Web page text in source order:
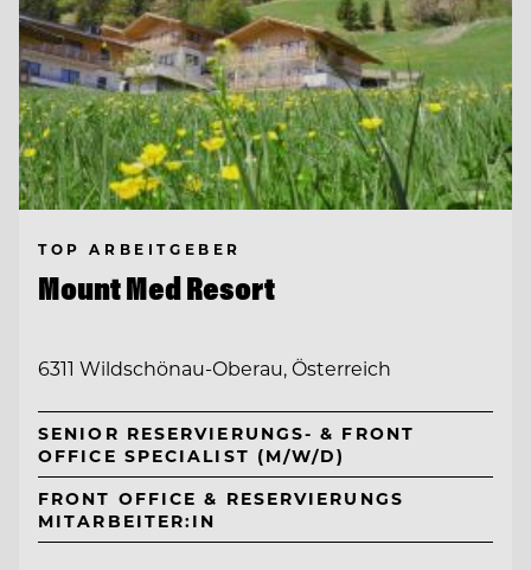
TOP ARBEITGEBER
Mount Med Resort
6311 Wildschönau-Oberau, Österreich
SENIOR RESERVIERUNGS- & FRONT
OFFICE SPECIALIST (M/W/D)
FRONT OFFICE & RESERVIERUNGS
MITARBEITER:IN